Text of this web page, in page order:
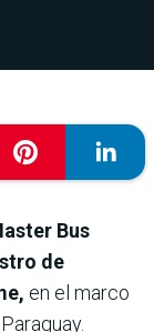
Bus
de
en el marco